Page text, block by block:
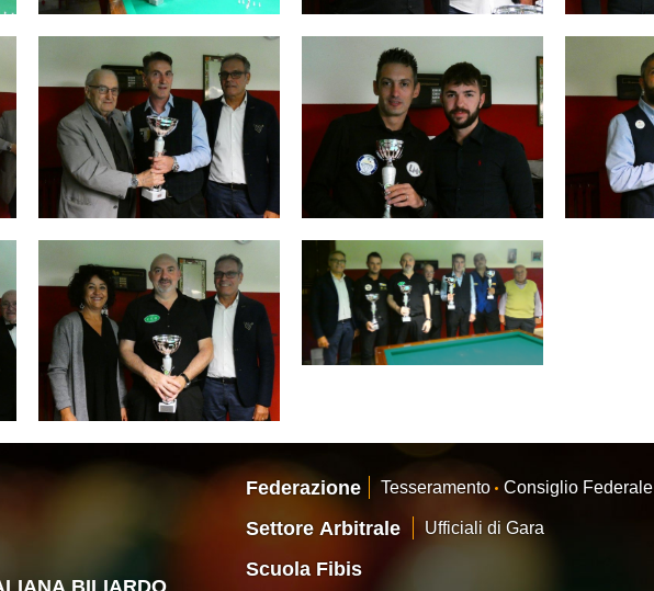
BILIARDO
Federazione Tesseramento Consiglio Federale
Settore Arbitrale Ufficiali di Gara
Scuola Fibis